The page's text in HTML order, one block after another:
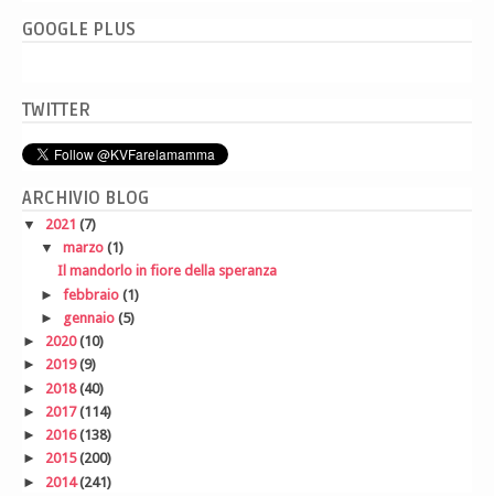
GOOGLE PLUS
TWITTER
ARCHIVIO BLOG
▼ 2021 (7)
▼ marzo (1)
Il mandorlo in fiore della speranza
► febbraio (1)
► gennaio (5)
► 2020(10)
► 2019(9)
► 2018(40)
► 2017(114)
► 2016(138)
► 2015(200)
► 2014(241)